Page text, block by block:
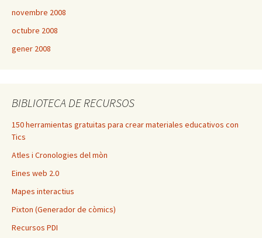
novembre 2008
octubre 2008
gener 2008
BIBLIOTECA DE RECURSOS
150 herramientas gratuitas para crear materiales educativos con
Tics
Atles i Cronologies del mòn
Eines web 2.0
Mapes interactius
Pixton (Generador de còmics)
Recursos PDI